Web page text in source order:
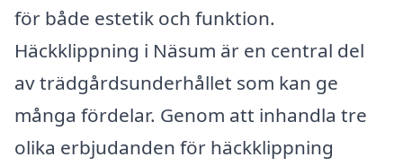
för både estetik och funktion.
Häckklippning i Näsum är en central del
av trädgårdsunderhållet som kan ge
många fördelar. Genom att inhandla tre
olika erbjudanden för häckklippning